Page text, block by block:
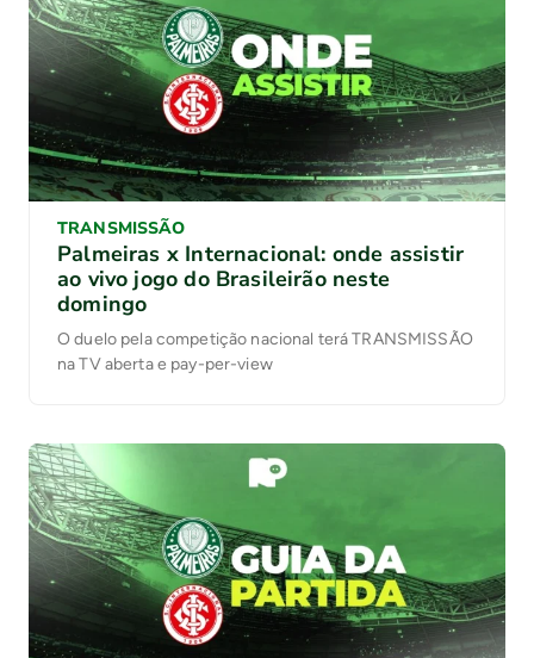
TRANSMISSÃO
Palmeiras x Internacional: onde assistir
ao vivo jogo do Brasileirão neste
domingo
O duelo pela competição nacional terá TRANSMISSÃO
na TV aberta e pay-per-view